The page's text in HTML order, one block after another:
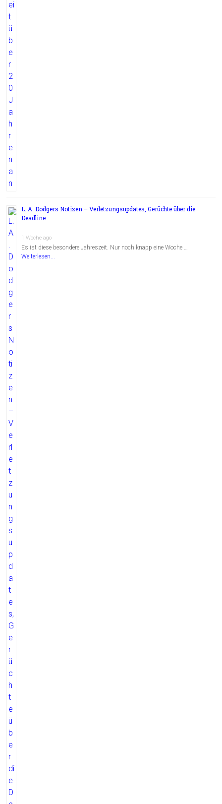
L. A. Dodgers Notizen – Verletzungsupdates, Gerüchte über die
Deadline
1 Woche ago
Es ist diese besondere Jahreszeit. Nur noch knapp eine Woche …
Weiterlesen...